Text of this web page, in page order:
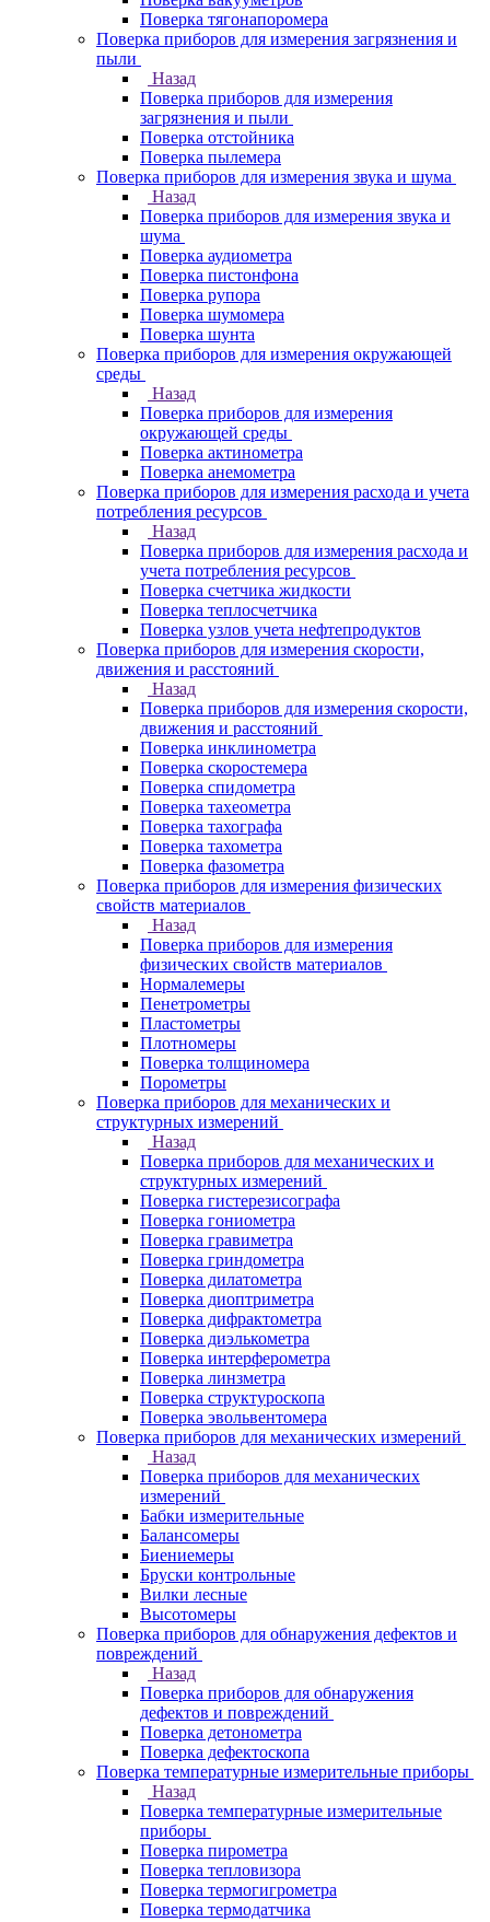
Поверка тягонапоромера
Поверка приборов для измерения загрязнения и
пыли
Назад
Поверка приборов для измерения
загрязнения и пыли
Поверка отстойника
Поверка пылемера
Поверка приборов для измерения звука и шума
Назад
Поверка приборов для измерения звука и
шума
Поверка аудиометра
Поверка пистонфона
Поверка рупора
Поверка шумомера
Поверка шунта
Поверка приборов для измерения окружающей
среды
Назад
Поверка приборов для измерения
окружающей среды
Поверка актинометра
Поверка анемометра
Поверка приборов для измерения расхода и учета
потребления ресурсов
Назад
Поверка приборов для измерения расхода и
учета потребления ресурсов
Поверка счетчика жидкости
Поверка теплосчетчика
Поверка узлов учета нефтепродуктов
Поверка приборов для измерения скорости,
движения и расстояний
Назад
Поверка приборов для измерения скорости,
движения и расстояний
Поверка инклинометра
Поверка скоростемера
Поверка спидометра
Поверка тахеометра
Поверка тахографа
Поверка тахометра
Поверка фазометра
Поверка приборов для измерения физических
свойств материалов
Назад
Поверка приборов для измерения
физических свойств материалов
Нормалемеры
Пенетрометры
Пластометры
Плотномеры
Поверка толщиномера
Порометры
Поверка приборов для механических и
структурных измерений
Назад
Поверка приборов для механических и
структурных измерений
Поверка гистерезисографа
Поверка гониометра
Поверка гравиметра
Поверка гриндометра
Поверка дилатометра
Поверка диоптриметра
Поверка дифрактометра
Поверка диэлькометра
Поверка интерферометра
Поверка линзметра
Поверка структуроскопа
Поверка эвольвентомера
Поверка приборов для механических измерений
Назад
Поверка приборов для механических
измерений
Бабки измерительные
Балансомеры
Биениемеры
Бруски контрольные
Вилки лесные
Высотомеры
Поверка приборов для обнаружения дефектов и
повреждений
Назад
Поверка приборов для обнаружения
дефектов и повреждений
Поверка детонометра
Поверка дефектоскопа
Поверка температурные измерительные приборы
Назад
Поверка температурные измерительные
приборы
Поверка пирометра
Поверка тепловизора
Поверка термогигрометра
Поверка термодатчика